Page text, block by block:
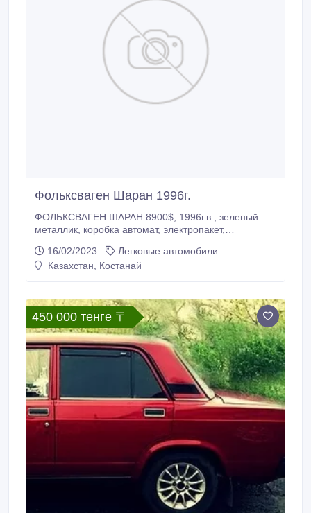
Фольксваген Шаран 1996г.
ФОЛЬКСВАГЕН ШАРАН 8900$, 1996г.в., зеленый
металлик, коробка автомат, электропакет,
состоянии..
16/02/2023
Легковые автомобили
Казахстан, Костанай
450 000 тенге 〒